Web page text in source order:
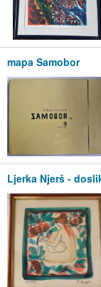
mapa Samobor
Ljerka Njerš -